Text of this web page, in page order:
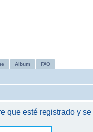
Album FAQ
que esté registrado y